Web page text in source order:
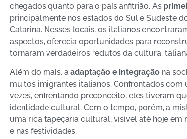
chegados quanto para o país anfitrião. As
principalmente nos estados do Sul e Sudeste
Catarina. Nesses locais, os italianos
aspectos, oferecia oportunidades para
tornaram verdadeiros redutos da cultura
Além do mais, a adaptação e integração na
muitos imigrantes italianos. Confrontados
vezes, enfrentando preconceito, eles tiveram
identidade cultural. Com o tempo, porém, a
uma rica tapeçaria cultural, visível até hoje em
e nas festividades.